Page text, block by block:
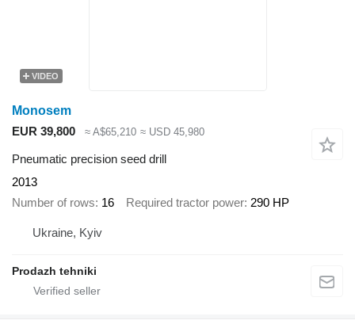
VIDEO
Monosem
EUR 39,800
≈ A$65,210 ≈ USD 45,980
Pneumatic precision seed drill
2013
Number of rows 16 Required tractor power 290 HP
Ukraine, Kyiv
Prodazh tehniki